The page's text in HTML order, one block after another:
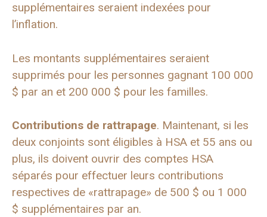
supplémentaires seraient indexées pour
l’inflation.
Les montants supplémentaires seraient
supprimés pour les personnes gagnant 100 000
$ par an et 200 000 $ pour les familles.
Contributions de rattrapage. Maintenant, si les
deux conjoints sont éligibles à HSA et 55 ans ou
plus, ils doivent ouvrir des comptes HSA
séparés pour effectuer leurs contributions
respectives de «rattrapage» de 500 $ ou 1 000
$ supplémentaires par an.